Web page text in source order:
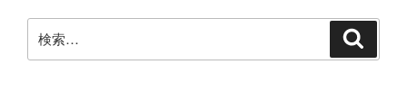
ン
索: